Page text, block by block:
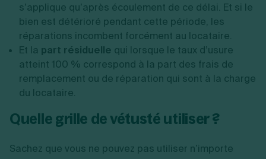
s’applique qu’après écoulement de ce délai. Et si le
bien est détérioré pendant cette période, les
réparations incombent forcément au locataire.
Et la part résiduelle qui lorsque le taux d’usure
atteint 100 % correspond à la part des frais de
remplacement ou de réparation qui sont à la charge
du locataire.
Quelle grille de vétusté utiliser ?
Sachez que vous ne pouvez pas utiliser n’importe